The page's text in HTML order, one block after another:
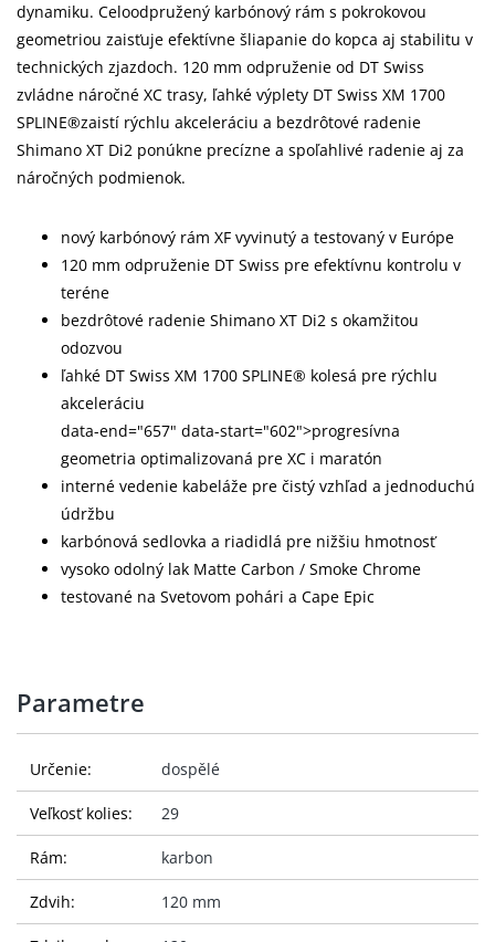
dynamiku. Celoodpružený karbónový rám s pokrokovou
geometriou zaisťuje efektívne šliapanie do kopca aj stabilitu v
technických zjazdoch. 120 mm odpruženie od DT Swiss
zvládne náročné XC trasy, ľahké výplety DT Swiss XM 1700
SPLINE®zaistí rýchlu akceleráciu a bezdrôtové radenie
Shimano XT Di2 ponúkne precízne a spoľahlivé radenie aj za
náročných podmienok.
nový karbónový rám XF vyvinutý a testovaný v Európe
120 mm odpruženie DT Swiss pre efektívnu kontrolu v
teréne
bezdrôtové radenie Shimano XT Di2 s okamžitou
odozvou
ľahké DT Swiss XM 1700 SPLINE® kolesá pre rýchlu
akceleráciu
data-end="657" data-start="602">progresívna
geometria optimalizovaná pre XC i maratón
interné vedenie kabeláže pre čistý vzhľad a jednoduchú
údržbu
karbónová sedlovka a riadidlá pre nižšiu hmotnosť
vysoko odolný lak Matte Carbon / Smoke Chrome
testované na Svetovom pohári a Cape Epic
Parametre
Určenie: dospělé
Veľkosť kolies: 29
Rám: karbon
Zdvih: 120 mm